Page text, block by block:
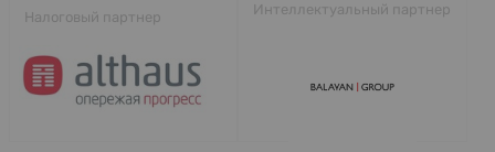
Налоговый партнер Интеллектуальный партнер